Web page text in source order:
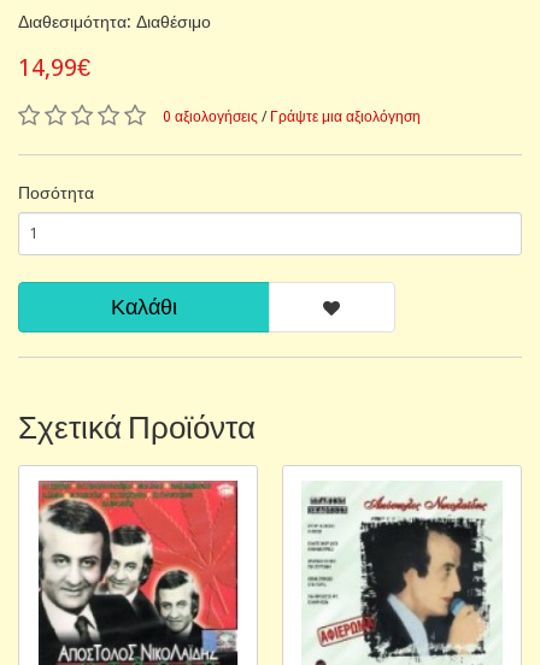
Διαθεσιμότητα: Διαθέσιμο
14,99€
0 αξιολογήσεις / Γράψτε μια αξιολόγηση
Ποσότητα
Καλάθι
Σχετικά Προϊόντα